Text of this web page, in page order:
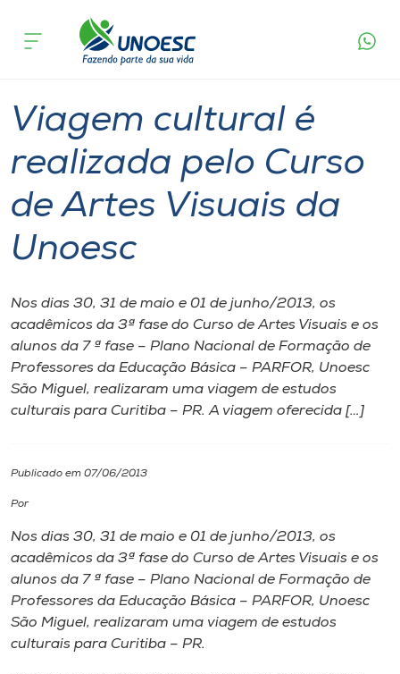
Cursos
Atendimento ao Estudante
Portal de Ensino
A
Internacionalização
Cultura
CPA
Biblioteca
acontece
Viagem cultural é
realizada pelo Curso
de Artes Visuais da
Unoesc
Nos dias 30, 31 de maio e 01 de junho/2013, os
acadêmicos da 3ª fase do Curso de Artes Visuais e os
alunos da 7 ª fase – Plano Nacional de Formação de
Professores da Educação Básica – PARFOR, Unoesc
São Miguel, realizaram uma viagem de estudos
culturais para Curitiba – PR. A viagem oferecida […]
Publicado em 07/06/2013
Por
Nos dias 30, 31 de maio e 01 de junho/2013, os
acadêmicos da 3ª fase do Curso de Artes Visuais e os
alunos da 7 ª fase – Plano Nacional de Formação de
Professores da Educação Básica – PARFOR, Unoesc
São Miguel, realizaram uma viagem de estudos
culturais para Curitiba – PR.